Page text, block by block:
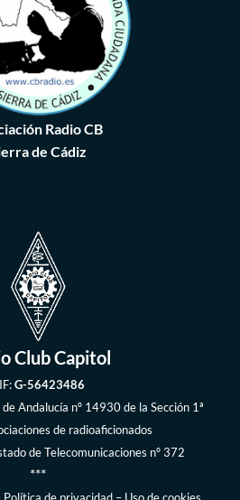
Radio CB
de Cádiz
Club Capitol
G-56423486
Andalucía nº 14930 de la Sección 1ª
de radioaficionados
de Telecomunicaciones nº 372
***
Política de privacidad – Uso de cookies